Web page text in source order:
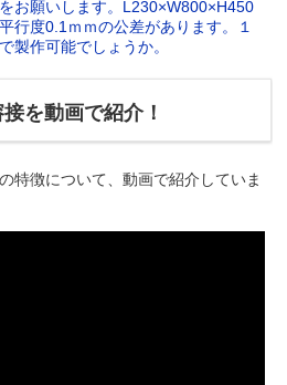
お願いします。L230×W800×H450
行度0.1ｍｍの公差があります。１
製作可能でしょうか。
を動画で紹介！
特徴について、動画で紹介していま